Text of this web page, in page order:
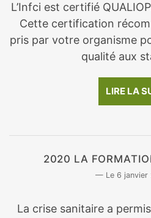
L’Infci est certifié
Cette certification
pris par votre organisme
qualité aux
LIRE LA
2020 LA
6 janvier
La crise sanitaire a